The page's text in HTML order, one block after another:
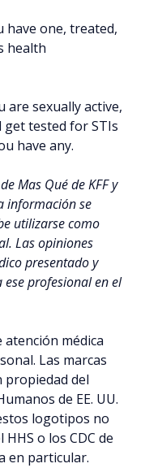
have one, treated,
health
sexually active,
tested for STIs
have any.
Mas Qué de KFF y
información se
utilizarse como
Las opiniones
presentado y
profesional en el
médica
Las marcas
propiedad del
de EE. UU.
logotipos no
o los CDC de
en particular.